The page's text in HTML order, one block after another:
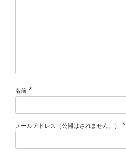
名前 *
メールアドレス（公開はされません。） *